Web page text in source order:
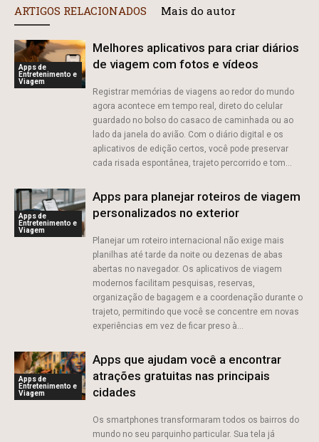
ARTIGOS RELACIONADOS Mais do autor
Apps de
Entretenimento e
Viagem
Melhores aplicativos para criar diários
de viagem com fotos e vídeos
Registrar memórias de viagens ao redor do mundo
agora acontece em tempo real, direto do celular
guardado no bolso do casaco de caminhada ou ao
lado da janela do avião. Com o diário digital e os
aplicativos de edição certos, você pode preservar
cada risada espontânea, trajeto percorrido e tom...
Apps de
Entretenimento e
Viagem
Apps para planejar roteiros de viagem
personalizados no exterior
Planejar um roteiro internacional não exige mais
planilhas até tarde da noite ou dezenas de abas
abertas no navegador. Os aplicativos de viagem
modernos facilitam pesquisas, reservas,
organização de bagagem e a coordenação durante o
trajeto, permitindo que você se concentre em novas
experiências em vez de ficar preso à...
Apps de
Entretenimento e
Viagem
Apps que ajudam você a encontrar
atrações gratuitas nas principais
cidades
Os smartphones transformaram todos os bairros do
mundo no seu parquinho particular. Sua tela já